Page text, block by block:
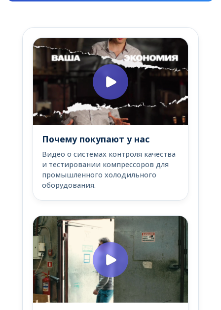
Почему покупают у нас
Видео о системах контроля качества
и тестировании компрессоров для
промышленного холодильного
оборудования.